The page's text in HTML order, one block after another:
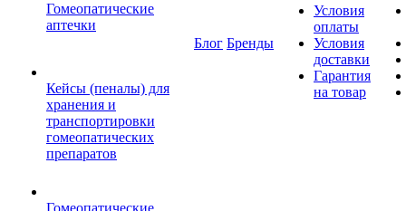
Гомеопатические
аптечки
Кейсы (пеналы) для
хранения и
транспортировки
гомеопатических
препаратов
Гомеопатические
Блог Бренды
Условия
оплаты
Условия
доставки
Гарантия
на товар